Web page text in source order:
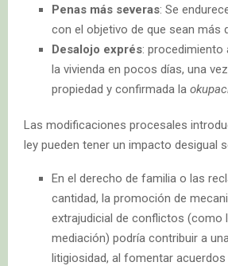
Penas más severas: Se
con el objetivo de que sean más
Desalojo exprés: procedimiento
la vivienda en pocos días, una
propiedad y confirmada la
Las modificaciones procesales
ley pueden tener un impacto desigual
En el derecho de familia o las
cantidad, la promoción de
extrajudicial de conflictos (como
mediación) podría contribuir a
litigiosidad, al fomentar